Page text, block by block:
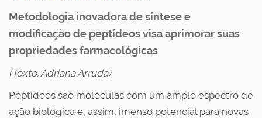
Metodologia inovadora de síntese e
modificação de peptídeos visa aprimorar suas
propriedades farmacológicas
(Texto: Adriana Arruda)
Peptídeos são moléculas com um amplo espectro de
ação biológica e, assim, imenso potencial para novas